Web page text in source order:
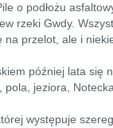
o podłożu
rzeki Gwdy.
na przelot, ale i
później lata się
pola, jeziora,
występuje